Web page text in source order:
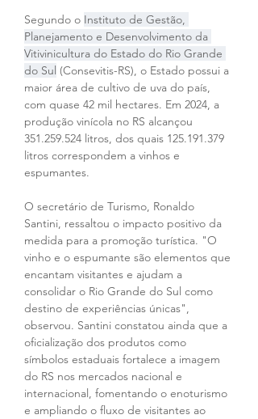
Segundo o Instituto de Gestão,
Planejamento e Desenvolvimento da
Vitivinicultura do Estado do Rio Grande
do Sul (Consevitis-RS), o Estado possui a
maior área de cultivo de uva do país,
com quase 42 mil hectares. Em 2024, a
produção vinícola no RS alcançou
351.259.524 litros, dos quais 125.191.379
litros correspondem a vinhos e
espumantes.
O secretário de Turismo, Ronaldo
Santini, ressaltou o impacto positivo da
medida para a promoção turística. "O
vinho e o espumante são elementos que
encantam visitantes e ajudam a
consolidar o Rio Grande do Sul como
destino de experiências únicas",
observou. Santini constatou ainda que a
oficialização dos produtos como
símbolos estaduais fortalece a imagem
do RS nos mercados nacional e
internacional, fomentando o enoturismo
e ampliando o fluxo de visitantes ao